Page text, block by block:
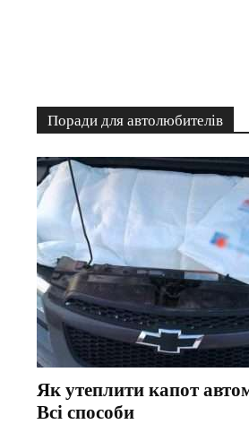
Поради для автолюбителів
Як утеплити капот
Всі способи